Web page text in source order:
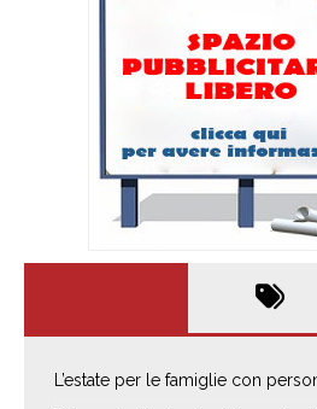
L’estate per le famiglie con